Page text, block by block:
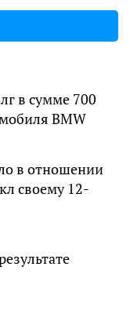
в сумме 700
BMW
в отношении
своему 12-